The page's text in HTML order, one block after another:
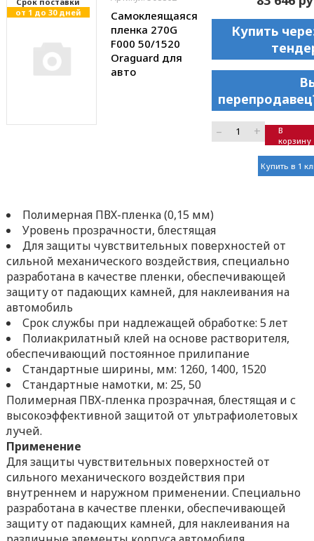
от 1 до 30 дней
Самоклеящаяся
пленка 270G
F000 50/1520
Oraguard для
авто
Купить
– +
В
корзину
Купить в 1
Полимерная ПВХ-пленка (0,15 мм)
Уровень прозрачности, блестящая
Для защиты чувствительных поверхностей от
сильной механического воздействия, специально
разработана в качестве пленки, обеспечивающей
защиту от падающих камней, для наклеивания на
автомобиль
Срок службы при надлежащей обработке: 5 лет
Полиакрилатный клей на основе растворителя,
обеспечивающий постоянное прилипание
Стандартные ширины, мм: 1260, 1400, 1520
Стандартные намотки, м: 25, 50
Полимерная ПВХ-пленка прозрачная, блестящая и с
высокоэффективной защитой от ультрафиолетовых
лучей.
Применение
Для защиты чувствительных поверхностей от
сильного механического воздействия при
внутреннем и наружном применении. Специально
разработана в качестве пленки, обеспечивающей
защиту от падающих камней, для наклеивания на